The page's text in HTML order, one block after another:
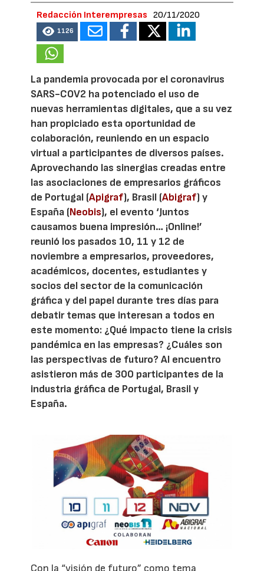
Redacción Interempresas 20/11/2020
1126
La pandemia provocada por el coronavirus
SARS-COV2 ha potenciado el uso de
nuevas herramientas digitales, que a su vez
han propiciado esta oportunidad de
colaboración, reuniendo en un espacio
virtual a participantes de diversos países.
Aprovechando las sinergias creadas entre
las asociaciones de empresarios gráficos
de Portugal (Apigraf), Brasil (Abigraf) y
España (Neobis), el evento ‘Juntos
causamos buena impresión… ¡Online!’
reunió los pasados 10, 11 y 12 de
noviembre a empresarios, proveedores,
académicos, docentes, estudiantes y
socios del sector de la comunicación
gráfica y del papel durante tres días para
debatir temas que interesan a todos en
este momento: ¿Qué impacto tiene la crisis
pandémica en las empresas? ¿Cuáles son
las perspectivas de futuro? Al encuentro
asistieron más de 300 participantes de la
industria gráfica de Portugal, Brasil y
España.
Con la “visión de futuro” como tema